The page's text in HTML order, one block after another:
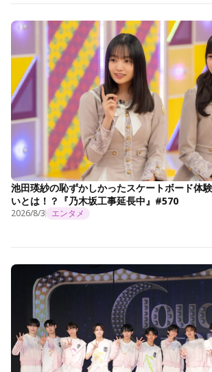
池田瑛紗の恥ずかしかったスケートボード体
いとは！？『乃木坂工事延長中』#570
2026/8/3 エンタメ